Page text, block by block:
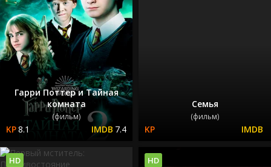
Гарри Поттер и Тайная
комната
(фильм)
8.1 7.4
Семья
(фильм)
HD HD